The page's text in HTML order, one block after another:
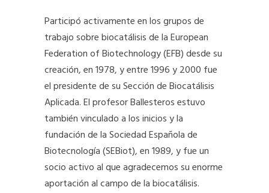
Participó activamente en los grupos de
trabajo sobre biocatálisis de la European
Federation of Biotechnology (EFB) desde su
creación, en 1978, y entre 1996 y 2000 fue
el presidente de su Sección de Biocatálisis
Aplicada. El profesor Ballesteros estuvo
también vinculado a los inicios y la
fundación de la Sociedad Española de
Biotecnología (SEBiot), en 1989, y fue un
socio activo al que agradecemos su enorme
aportación al campo de la biocatálisis.